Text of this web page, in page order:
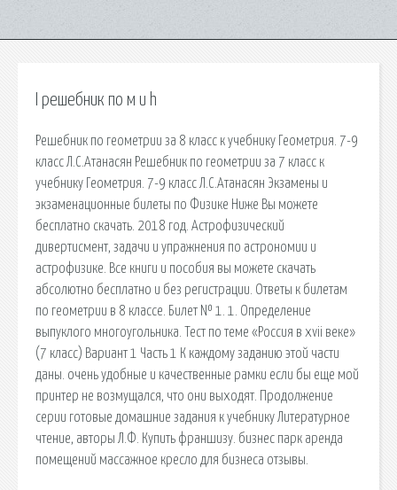
I решебник по м и h
Решебник по геометрии за 8 класс к учебнику Геометрия. 7-9
класс Л.С.Атанасян Решебник по геометрии за 7 класс к
учебнику Геометрия. 7-9 класс Л.С.Атанасян Экзамены и
экзаменационные билеты по Физике Ниже Вы можете
бесплатно скачать. 2018 год. Астрофизический
дивертисмент, задачи и упражнения по астрономии и
астрофизике. Все книги и пособия вы можете скачать
абсолютно бесплатно и без регистрации. Ответы к билетам
по геометрии в 8 классе. Билет № 1. 1. Определение
выпуклого многоугольника. Тест по теме «Россия в xvii веке»
(7 класс) Вариант 1 Часть 1 К каждому заданию этой части
даны. очень удобные и качественные рамки если бы еще мой
принтер не возмущался, что они выходят. Продолжение
серии готовые домашние задания к учебнику Литературное
чтение, авторы Л.Ф. Купить франшизу. бизнес парк аренда
помещений массажное кресло для бизнеса отзывы.